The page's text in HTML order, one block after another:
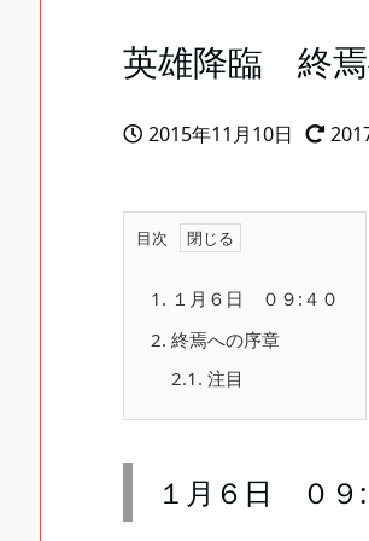
英雄降臨 終
2015年11月10日
目次
1. １月６日 ０９:４０
2. 終焉への序章
2.1. 注目
１月６日 ０９: